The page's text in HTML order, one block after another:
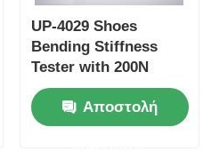
UP-4029 Shoes
Bending Stiffness
Tester with 200N
Capacity Adjustable
Bending Speed and
High Precision Angle
Αποστολή